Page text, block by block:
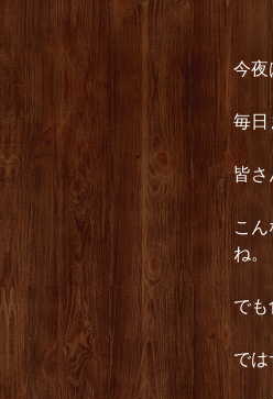
今夜
毎日
皆
こ
ね。
でも
で